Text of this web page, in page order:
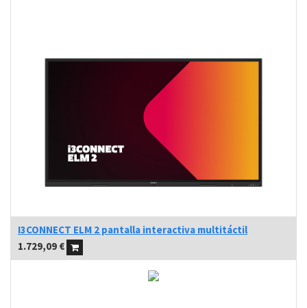
I3CONNECT ELM 2 pantalla interactiva multitáctil
1.729,09 €